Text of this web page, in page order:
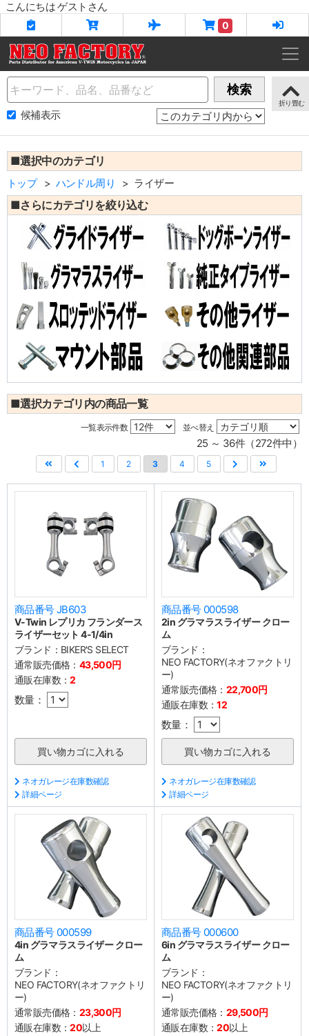
こんにちは ゲストさん
0
Name 検索
候補表示
■選択中のカテゴリ
トップ ハンドル周り ライザー
■さらにカテゴリを絞り込む
■選択カテゴリ内の商品一覧
一覧表示件数 並べ替え
25 ～ 36件（272件中）
1 2 3 4 5
商品番号 JB603
V-Twin レプリカ フランダース
ライザーセット 4-1/4in
ブランド： BIKER'S SELECT
通常販売価格： 43,500円
通販在庫数：2
数量：
ネオガレージ在庫数確認
詳細ページ
商品番号 000598
2in グラマラスライザー クロー
ム
ブランド：
NEO FACTORY(ネオファクトリ
ー)
通常販売価格： 22,700円
通販在庫数：12
数量：
ネオガレージ在庫数確認
詳細ページ
商品番号 000599
4in グラマラスライザー クロー
ム
ブランド：
NEO FACTORY(ネオファクトリ
ー)
通常販売価格： 23,300円
通販在庫数：20以上
商品番号 000600
6in グラマラスライザー クロー
ム
ブランド：
NEO FACTORY(ネオファクトリ
ー)
通常販売価格： 29,500円
通販在庫数：20以上